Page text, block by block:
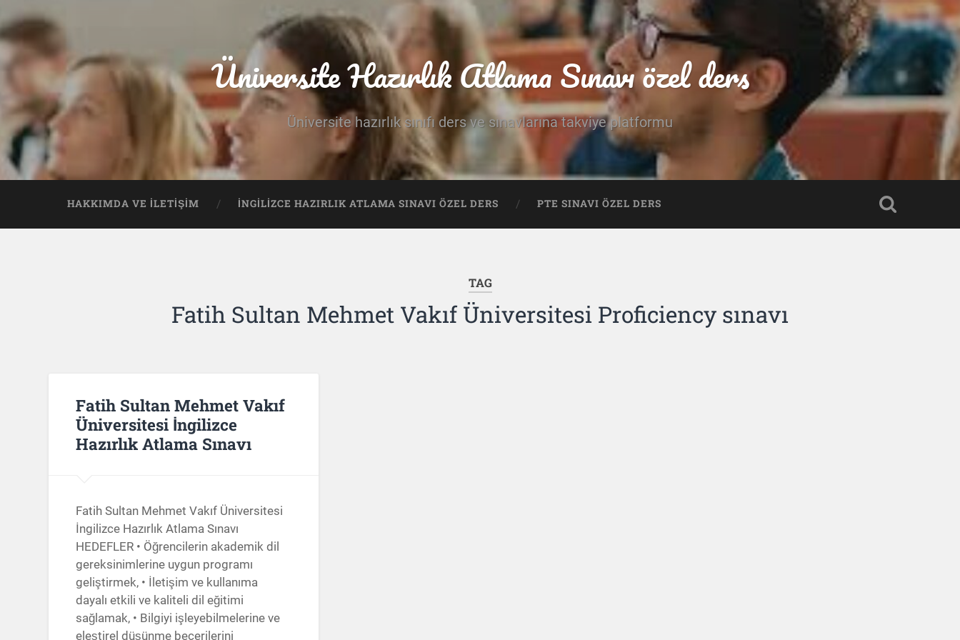
Üniversite Hazırlık Atlama Sınavı özel ders
Üniversite hazırlık sınıfı ders ve sınavlarına takviye platformu
HAKKIMDA VE İLETIŞIM İNGILIZCE HAZIRLIK ATLAMA SINAVI ÖZEL DERS PTE SINAVI ÖZEL DERS
TAG
Fatih Sultan Mehmet Vakıf Üniversitesi Proficiency sınavı
Fatih Sultan Mehmet Vakıf
Üniversitesi İngilizce
Hazırlık Atlama Sınavı
Fatih Sultan Mehmet Vakıf Üniversitesi
İngilizce Hazırlık Atlama Sınavı
HEDEFLER • Öğrencilerin akademik dil
gereksinimlerine uygun programı
geliştirmek, • İletişim ve kullanıma
dayalı etkili ve kaliteli dil eğitimi
sağlamak, • Bilgiyi işleyebilmelerine ve
eleştirel düşünme becerilerini